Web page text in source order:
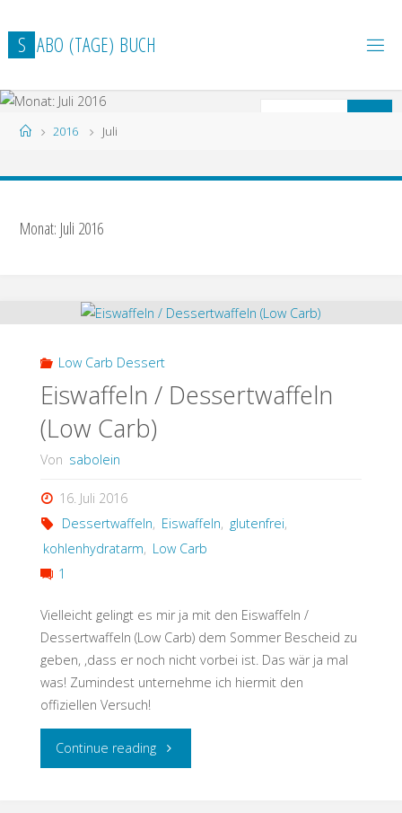
Inhalt
springen
S ABO (TAGE) BUCH
Start2016 Juli
Monat: Juli 2016
Low Carb Dessert
Eiswaffeln / Dessertwaffeln
(Low Carb)
Von sabolein
16. Juli 2016
Dessertwaffeln, Eiswaffeln, glutenfrei,
kohlenhydratarm, Low Carb
1
Vielleicht gelingt es mir ja mit den Eiswaffeln /
Dessertwaffeln (Low Carb) dem Sommer Bescheid zu
geben, ,dass er noch nicht vorbei ist. Das wär ja mal
was! Zumindest unternehme ich hiermit den
offiziellen Versuch!
Continue reading"Eiswaffeln